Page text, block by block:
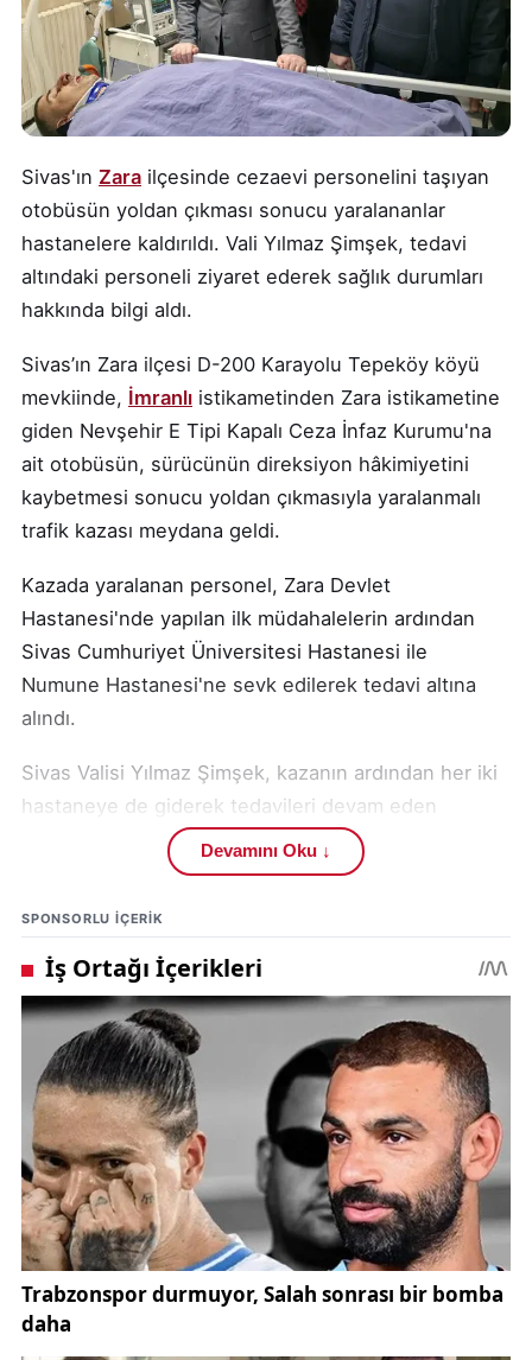
Sivas'ın Zara ilçesinde cezaevi personelini taşıyan
otobüsün yoldan çıkması sonucu yaralananlar
hastanelere kaldırıldı. Vali Yılmaz Şimşek, tedavi
altındaki personeli ziyaret ederek sağlık durumları
hakkında bilgi aldı.
Sivas’ın Zara ilçesi D-200 Karayolu Tepeköy köyü
mevkiinde, İmranlı istikametinden Zara istikametine
giden Nevşehir E Tipi Kapalı Ceza İnfaz Kurumu'na
ait otobüsün, sürücünün direksiyon hâkimiyetini
kaybetmesi sonucu yoldan çıkmasıyla yaralanmalı
trafik kazası meydana geldi.
Kazada yaralanan personel, Zara Devlet
Hastanesi'nde yapılan ilk müdahalelerin ardından
Sivas Cumhuriyet Üniversitesi Hastanesi ile
Numune Hastanesi'ne sevk edilerek tedavi altına
alındı.
Sivas Valisi Yılmaz Şimşek, kazanın ardından her iki
hastaneye de giderek tedavileri devam eden
yaralıları ziyaret etti. Yapılan tetkikler ve sağlık
durumları hakkında doktorlardan bilgi alan Vali
Şimşek, yaralılarla yakından ilgilenerek geçmiş olsun
dileklerini iletti.
Tetkik ve muayenelerin titizlikle sürdürüldüğünü
ifade eden Vali Şimşek, sürecin yakından takip
edildiğini belirtti.
Devamını Oku ↓
SPONSORLU IÇERIK